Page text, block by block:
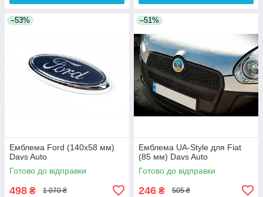
–53%
Емблема Ford (140х58 мм)
Davs Auto
Готово до відправки
498 ₴ 1 070 ₴
–51%
Емблема UA-Style для Fiat
(85 мм) Davs Auto
Готово до відправки
246 ₴ 505 ₴